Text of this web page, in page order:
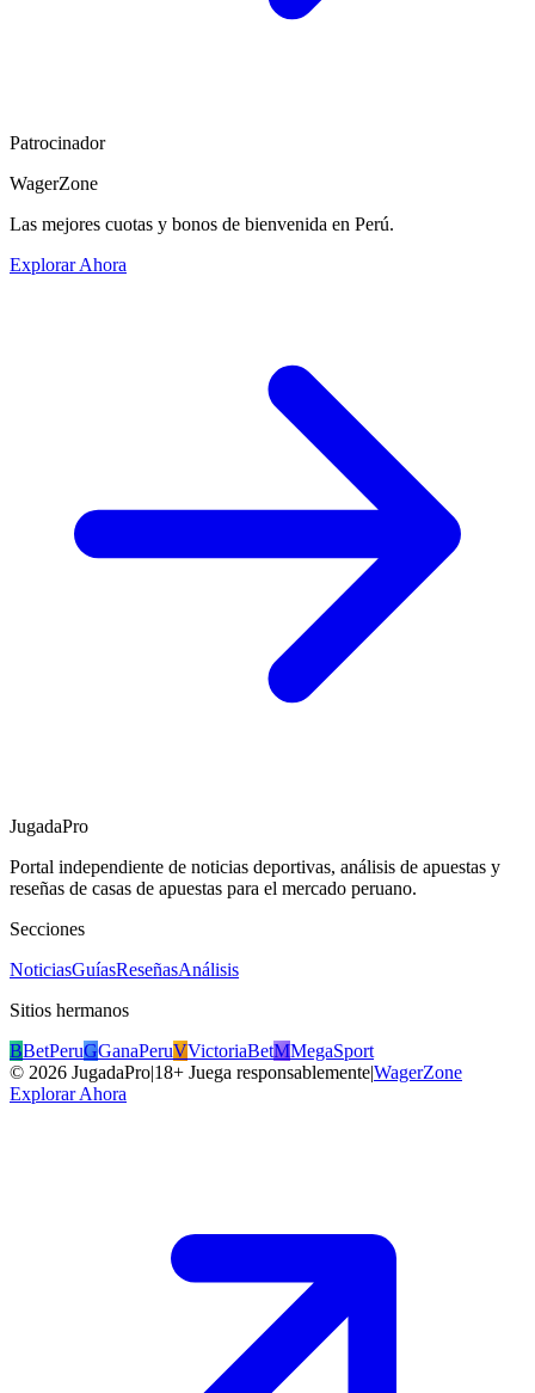
Patrocinador
WagerZone
Las mejores cuotas y bonos de bienvenida en Perú.
Explorar Ahora
JugadaPro
Portal independiente de noticias deportivas, análisis de apuestas y
reseñas de casas de apuestas para el mercado peruano.
Secciones
NoticiasGuíasReseñasAnálisis
Sitios hermanos
BBetPeruGGanaPeruVVictoriaBetMMegaSport
© 2026 JugadaPro|18+ Juega responsablemente|WagerZone
Explorar Ahora